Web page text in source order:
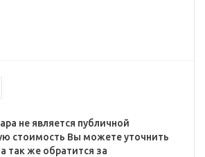
не является публичной
стоимость Вы можете уточнить
так же обратится за